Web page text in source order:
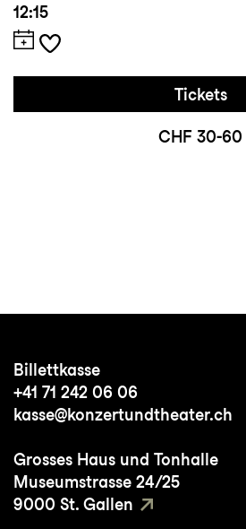
12:15
Tickets
CHF 30-60
Billettkasse
+41 71 242 06 06
kasse@konzertundtheater.ch
Grosses Haus und Tonhalle
Museumstrasse 24/25
9000 St. Gallen